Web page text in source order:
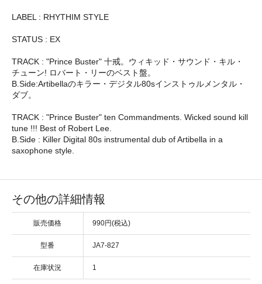
LABEL : RHYTHIM STYLE
STATUS : EX
TRACK : "Prince Buster" 十戒。ウィキッド・サウンド・キル・
チューン! ロバート・リーのベスト盤。
B.Side:Artibellaのキラー・デジタル80sインストゥルメンタル・
ダブ。
TRACK : "Prince Buster" ten Commandments. Wicked sound kill
tune !!! Best of Robert Lee.
B.Side : Killer Digital 80s instrumental dub of Artibella in a
saxophone style.
その他の詳細情報
販売価格 990円(税込)
型番 JA7-827
在庫状況 1